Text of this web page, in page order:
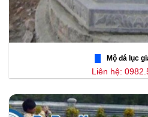
Mộ đá lục
Liên hệ: